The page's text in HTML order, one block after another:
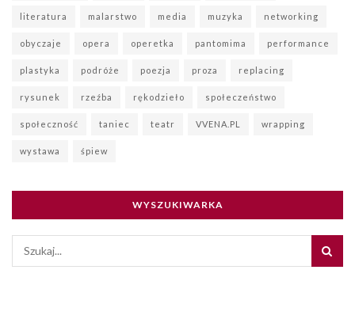
literatura malarstwo media muzyka networking
obyczaje opera operetka pantomima performance
plastyka podróże poezja proza replacing
rysunek rzeźba rękodzieło społeczeństwo
społeczność taniec teatr VVENA.PL wrapping
wystawa śpiew
WYSZUKIWARKA